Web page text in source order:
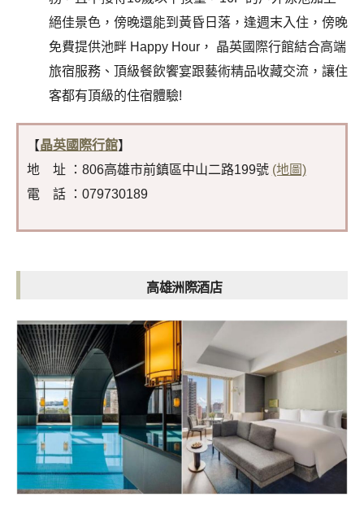
絕佳景色，傍晚還能到黃昏日落，逢週末入住，傍晚
免費提供池畔 Happy Hour， 晶英國際行館結合高端
旅宿服務、頂級餐飲饗宴跟藝術精品收藏交流，讓住
客都有頂級的住宿體驗!
【晶英國際行館】
地 址 ：806高雄市前鎮區中山二路199號 (地圖)
電 話 ：079730189
高雄洲際酒店